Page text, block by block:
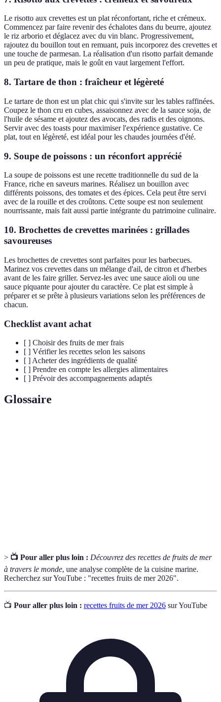
Le risotto aux crevettes est un plat réconfortant, riche et crémeux.
Commencez par faire revenir des échalotes dans du beurre, ajoutez
le riz arborio et déglacez avec du vin blanc. Progressivement,
rajoutez du bouillon tout en remuant, puis incorporez des crevettes et
une touche de parmesan. La réalisation d'un risotto parfait demande
un peu de pratique, mais le goût en vaut largement l'effort.
8. Tartare de thon : fraîcheur et légèreté
Le tartare de thon est un plat chic qui s'invite sur les tables raffinées.
Coupez le thon cru en cubes, assaisonnez avec de la sauce soja, de
l'huile de sésame et ajoutez des avocats, des radis et des oignons.
Servir avec des toasts pour maximiser l'expérience gustative. Ce
plat, tout en légèreté, est idéal pour les chaudes journées d'été.
9. Soupe de poissons : un réconfort apprécié
La soupe de poissons est une recette traditionnelle du sud de la
France, riche en saveurs marines. Réalisez un bouillon avec
différents poissons, des tomates et des épices. Cela peut être servi
avec de la rouille et des croûtons. Cette soupe est non seulement
nourrissante, mais fait aussi partie intégrante du patrimoine culinaire.
10. Brochettes de crevettes marinées : grillades
savoureuses
Les brochettes de crevettes sont parfaites pour les barbecues.
Marinez vos crevettes dans un mélange d'ail, de citron et d'herbes
avant de les faire griller. Servez-les avec une sauce aïoli ou une
sauce piquante pour ajouter du caractère. Ce plat est simple à
préparer et se prête à plusieurs variations selon les préférences de
chacun.
Checklist avant achat
[ ] Choisir des fruits de mer frais
[ ] Vérifier les recettes selon les saisons
[ ] Acheter des ingrédients de qualité
[ ] Prendre en compte les allergies alimentaires
[ ] Prévoir des accompagnements adaptés
Glossaire
> 📺 Pour aller plus loin : Découvrez des recettes de fruits de mer
à travers le monde, une analyse complète de la cuisine marine.
Recherchez sur YouTube : "recettes fruits de mer 2026".
📺 Pour aller plus loin : recettes fruits de mer 2026 sur YouTube